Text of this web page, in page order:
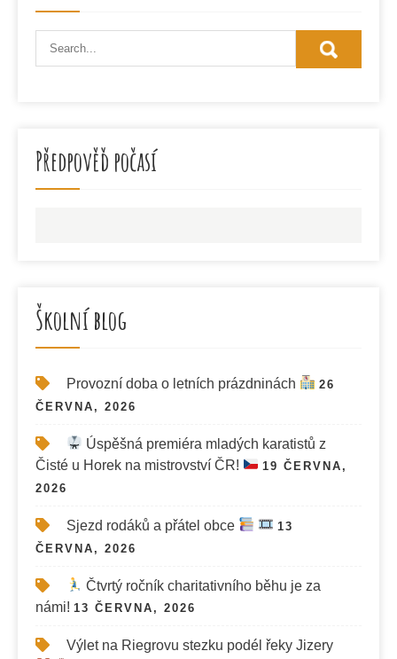
Předpověď počasí
Školní blog
Provozní doba o letních prázdninách
26
ČERVNA, 2026
Úspěšná premiéra mladých karatistů z
Čisté u Horek na mistrovství ČR!
19 ČERVNA,
2026
Sjezd rodáků a přátel obce
13
ČERVNA, 2026
Čtvrtý ročník charitativního běhu je za
námi! 13 ČERVNA, 2026
Výlet na Riegrovu stezku podél řeky Jizery